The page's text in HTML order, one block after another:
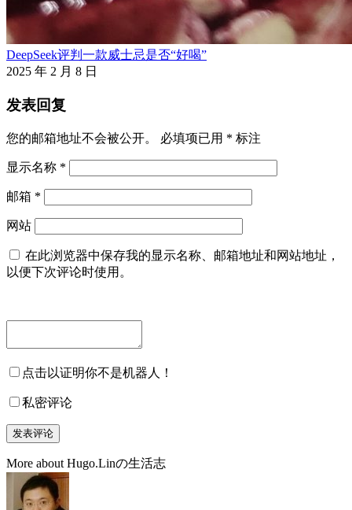
DeepSeek评判一款威士忌是否“好喝”
2025 年 2 月 8 日
发表回复
您的邮箱地址不会被公开。 必填项已用 * 标注
显示名称 *
邮箱 *
网站
在此浏览器中保存我的显示名称、邮箱地址和网站地址，
以便下次评论时使用。
点击以证明你不是机器人！
私密评论
More about Hugo.Linの生活志